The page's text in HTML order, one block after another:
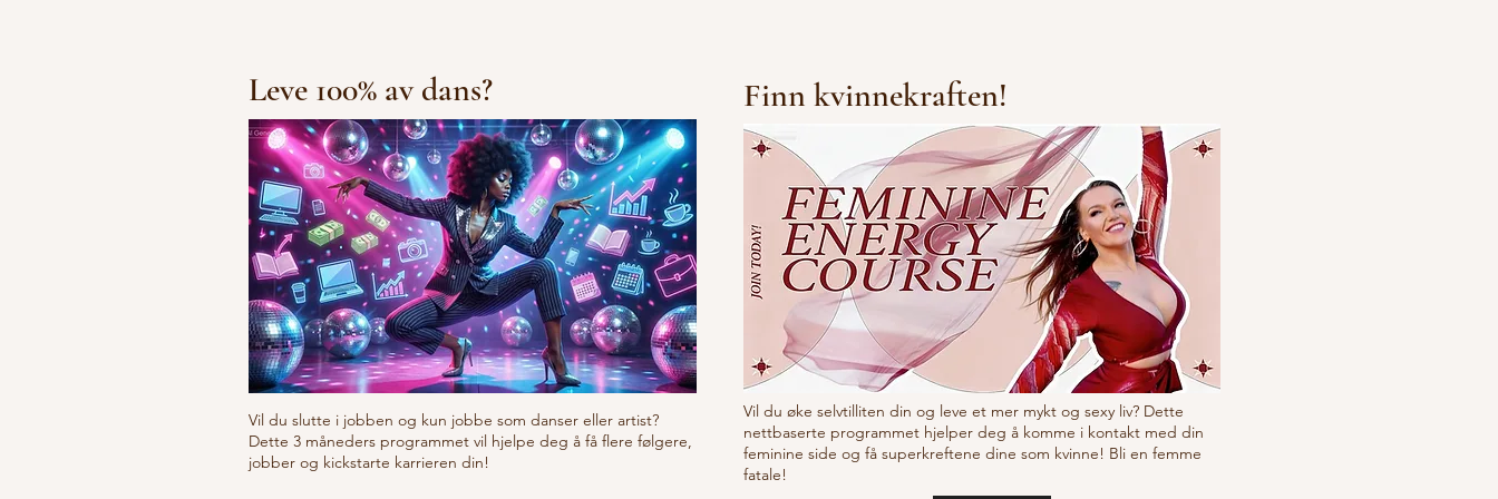
Leve 100% av dans?
Vil du slutte i jobben og kun jobbe som danser eller artist?
Dette 3 måneders programmet vil hjelpe deg å få flere følgere,
jobber og kickstarte karrieren din!
Finn kvinnekraften!
Vil du øke selvtilliten din og leve et mer mykt og sexy liv? Dette
nettbaserte programmet hjelper deg å komme i kontakt med din
feminine side og få superkreftene dine som kvinne! Bli en femme
fatale!